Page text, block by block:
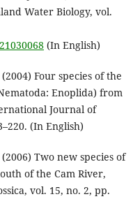
Water Biology, vol.
(In English)
Four species of the
Enoplida) from
Journal of
(In English)
Two new species of
of the Cam River,
vol. 15, no. 2, pp.